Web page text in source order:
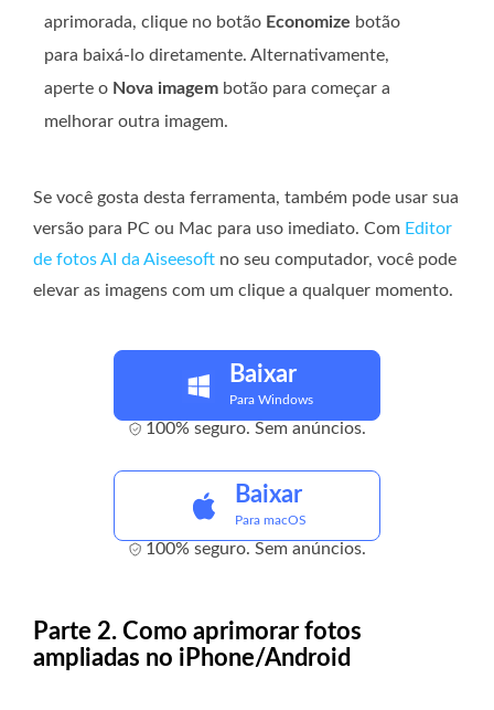
aprimorada, clique no botão Economize botão
para baixá-lo diretamente. Alternativamente,
aperte o Nova imagem botão para começar a
melhorar outra imagem.
Se você gosta desta ferramenta, também pode usar sua
versão para PC ou Mac para uso imediato. Com Editor
de fotos AI da Aiseesoft no seu computador, você pode
elevar as imagens com um clique a qualquer momento.
Baixar
Para Windows
100% seguro. Sem anúncios.
Baixar
Para macOS
100% seguro. Sem anúncios.
Parte 2. Como aprimorar fotos
ampliadas no iPhone/Android